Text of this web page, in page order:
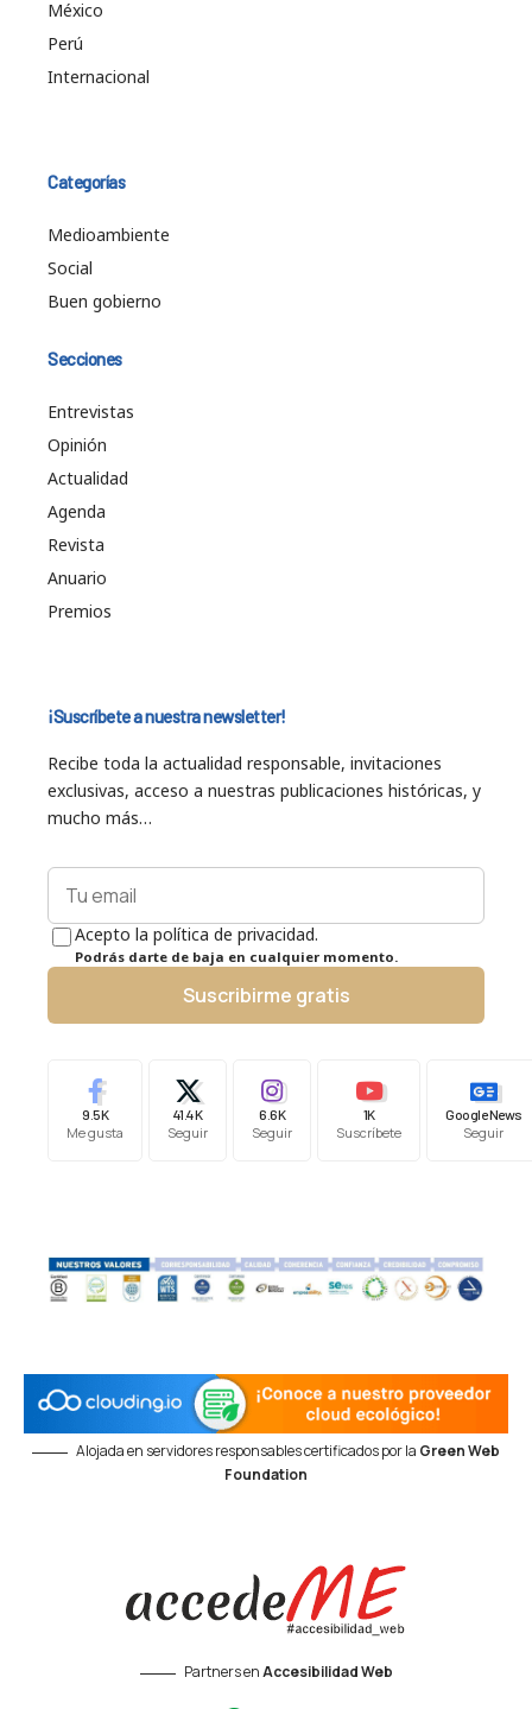
México
Perú
Internacional
Categorías
Medioambiente
Social
Buen gobierno
Secciones
Entrevistas
Opinión
Actualidad
Agenda
Revista
Anuario
Premios
¡Suscríbete a nuestra newsletter!
Recibe toda la actualidad responsable, invitaciones
exclusivas, acceso a nuestras publicaciones históricas, y
mucho más…
Acepto la política de privacidad.
Podrás darte de baja en cualquier momento.
Suscribirme gratis
9.5K
Me gusta
41.4K
Seguir
6.6K
Seguir
1K
Suscríbete
Google News
Seguir
Alojada en servidores responsables certificados por la Green Web
Foundation
Partners enAccesibilidad Web